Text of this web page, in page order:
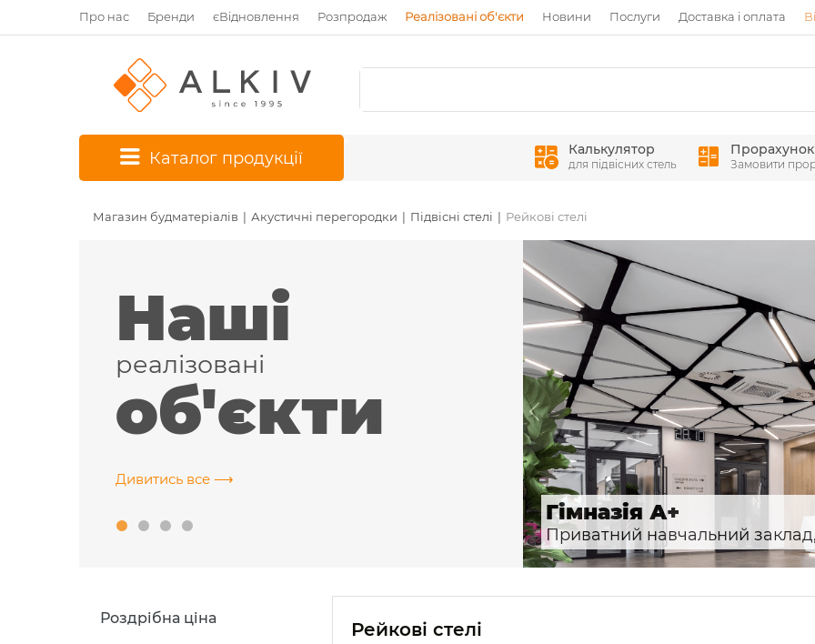
Про нас Бренди єВідновлення Розпродаж Реалізовані об'єкти Новини Послуги Доставка і оплата
Каталог продукції Калькулятор
для підвісних стель
Прорахунок
Замовити
Магазин будматеріалів Акустичні перегородки Підвісні стелі Рейкові стелі
Наші
реалізовані
об'єкти
Дивитись все ⟶
ІТ-компанія, м. Харків
Гімназія А+
Приватний навчальний
Роздрібна ціна
Рейкові стелі